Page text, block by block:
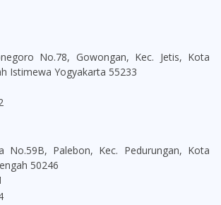
No.78, Gowongan, Kec. Jetis, Kota
Istimewa Yogyakarta 55233
No.59B, Palebon, Kec. Pedurungan, Kota
50246